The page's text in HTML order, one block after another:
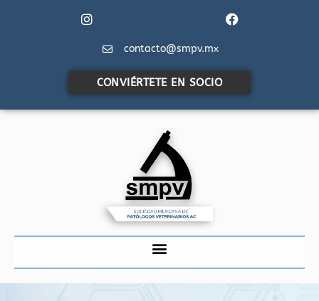
contacto@smpv.mx
CONVIÉRTETE EN SOCIO